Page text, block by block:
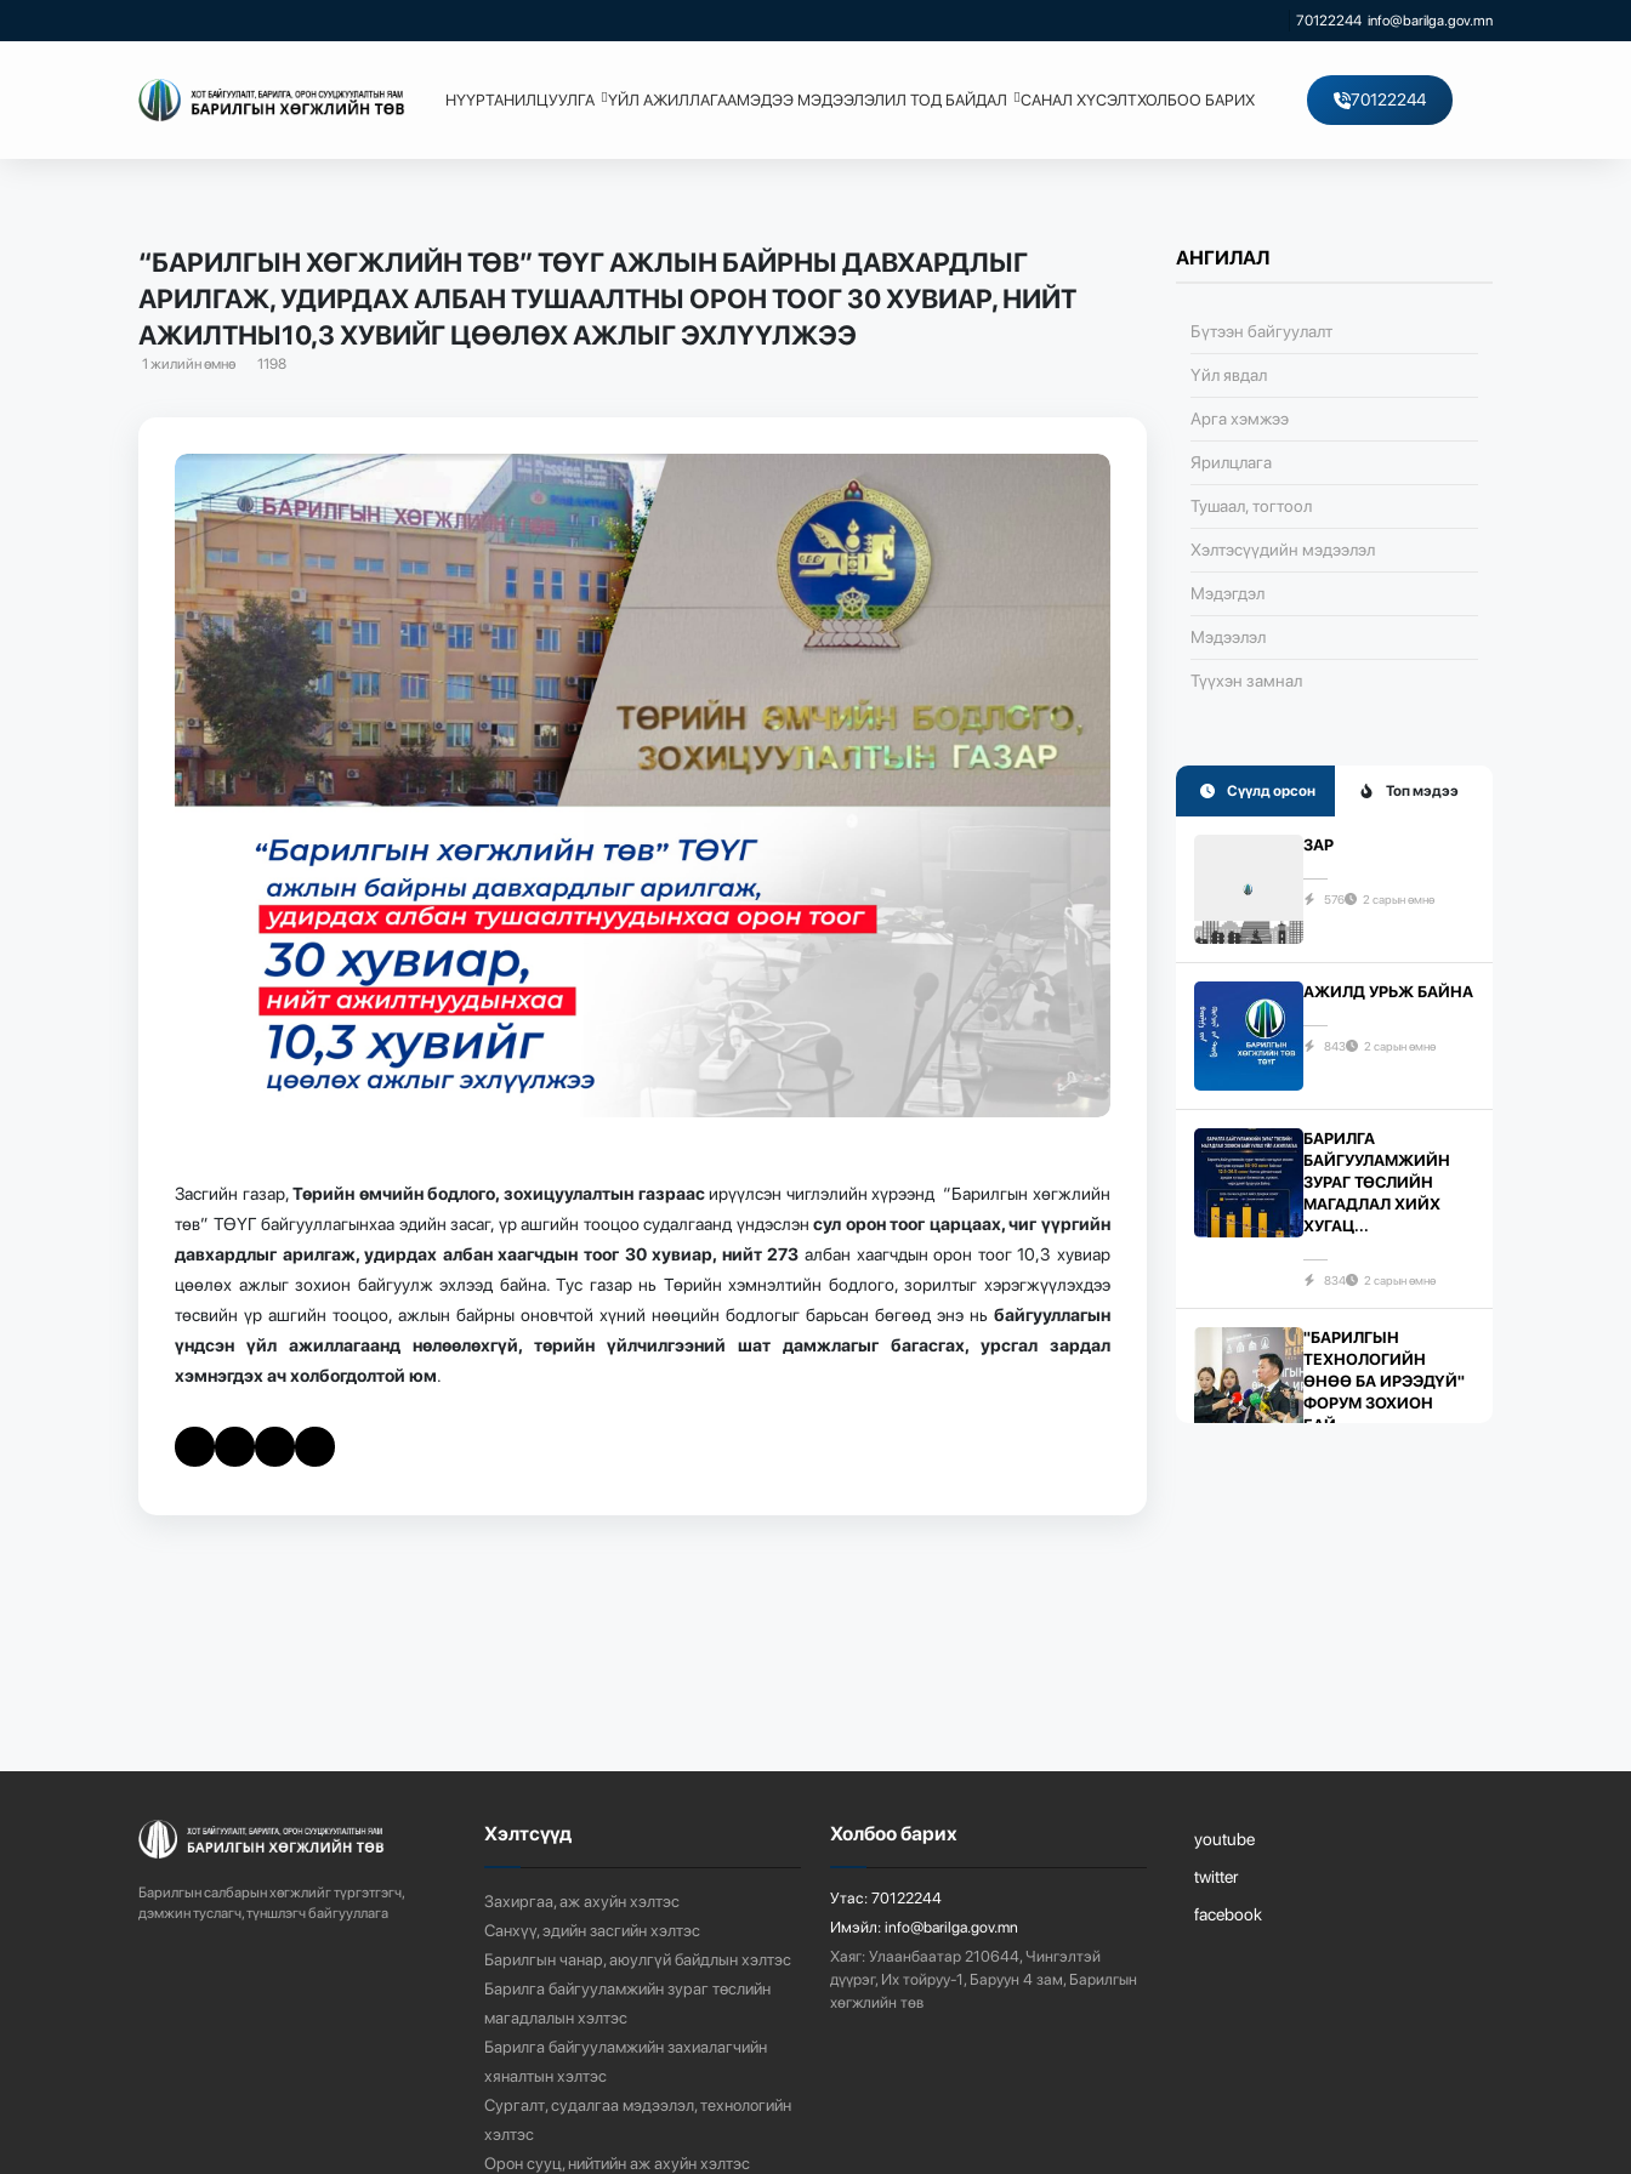
70122244 info@barilga.gov.mn
НҮҮРТАНИЛЦУУЛГА ҮЙЛ АЖИЛЛАГААМЭДЭЭ МЭДЭЭЛЭЛИЛ ТОД БАЙДАЛ САНАЛ ХҮСЭЛТХОЛБОО БАРИХ 70122244
“БАРИЛГЫН ХӨГЖЛИЙН ТӨВ” ТӨҮГ АЖЛЫН БАЙРНЫ ДАВХАРДЛЫГ
АРИЛГАЖ, УДИРДАХ АЛБАН ТУШААЛТНЫ ОРОН ТООГ 30 ХУВИАР, НИЙТ
АЖИЛТНЫ10,3 ХУВИЙГ ЦӨӨЛӨХ АЖЛЫГ ЭХЛҮҮЛЖЭЭ
1 жилийн өмнө 1198
Засгийн газар,Төрийн өмчийн бодлого, зохицуулалтын газраасирүүлсэн чиглэлийн хүрээнд “Барилгын хөгжлийн
төв” ТӨҮГ байгууллагынхаа эдийн засаг, үр ашгийн тооцоо судалгаанд үндэслэнсул орон тоог царцаах, чиг үүргийн
давхардлыг арилгаж, удирдах албан хаагчдын тоог 30 хувиар, нийт 273 албан хаагчдын орон тоог 10,3 хувиар
цөөлөх ажлыг зохион байгуулж эхлээд байна. Тус газар нь Төрийн хэмнэлтийн бодлого, зорилтыг хэрэгжүүлэхдээ
төсвийн үр ашгийн тооцоо, ажлын байрны оновчтой хүний нөөцийн бодлогыг барьсан бөгөөд энэ нь байгууллагын
үндсэн үйл ажиллагаанд нөлөөлөхгүй, төрийн үйлчилгээний шат дамжлагыг багасгах, урсгал зардал
хэмнэгдэх ач холбогдолтой юм.
АНГИЛАЛ
Бүтээн байгуулалт
Үйл явдал
Арга хэмжээ
Ярилцлага
Тушаал, тогтоол
Хэлтэсүүдийн мэдээлэл
Мэдэгдэл
Мэдээлэл
Түүхэн замнал
Сүүлд орсон Топ мэдээ
ЗАР
576 2 сарын өмнө
АЖИЛД УРЬЖ БАЙНА
843 2 сарын өмнө
БАРИЛГА
БАЙГУУЛАМЖИЙН
ЗУРАГ ТӨСЛИЙН
МАГАДЛАЛ ХИЙХ
ХУГАЦ...
834 2 сарын өмнө
"БАРИЛГЫН
ТЕХНОЛОГИЙН
ӨНӨӨ БА ИРЭЭДҮЙ"
ФОРУМ ЗОХИОН
БАЙ...
Барилгын салбарын хөгжлийг түргэтгэгч,
дэмжин туслагч, түншлэгч байгууллага
Хэлтсүүд
Захиргаа, аж ахуйн хэлтэс
Санхүү, эдийн засгийн хэлтэс
Барилгын чанар, аюулгүй байдлын хэлтэс
Барилга байгууламжийн зураг төслийн
магадлалын хэлтэс
Барилга байгууламжийн захиалагчийн
хяналтын хэлтэс
Сургалт, судалгаа мэдээлэл, технологийн
хэлтэс
Орон сууц, нийтийн аж ахуйн хэлтэс
Холбоо барих
Утас: 70122244
Имэйл: info@barilga.gov.mn
Хаяг: Улаанбаатар 210644, Чингэлтэй
дүүрэг, Их тойруу-1, Баруун 4 зам, Барилгын
хөгжлийн төв
youtube
twitter
facebook